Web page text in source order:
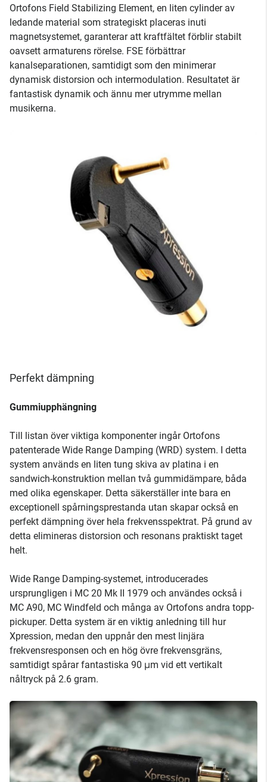
Ortofons Field Stabilizing Element, en liten cylinder av
ledande material som strategiskt placeras inuti
magnetsystemet, garanterar att kraftfältet förblir stabilt
oavsett armaturens rörelse. FSE förbättrar
kanalseparationen, samtidigt som den minimerar
dynamisk distorsion och intermodulation. Resultatet är
fantastisk dynamik och ännu mer utrymme mellan
musikerna.
Perfekt dämpning
Gummiupphängning
Till listan över viktiga komponenter ingår Ortofons
patenterade Wide Range Damping (WRD) system. I detta
system används en liten tung skiva av platina i en
sandwich-konstruktion mellan två gummidämpare, båda
med olika egenskaper. Detta säkerställer inte bara en
exceptionell spårningsprestanda utan skapar också en
perfekt dämpning över hela frekvensspektrat. På grund av
detta elimineras distorsion och resonans praktiskt taget
helt.
Wide Range Damping-systemet, introducerades
ursprungligen i MC 20 Mk II 1979 och användes också i
MC A90, MC Windfeld och många av Ortofons andra topp-
pickuper. Detta system är en viktig anledning till hur
Xpression, medan den uppnår den mest linjära
frekvensresponsen och en hög övre frekvensgräns,
samtidigt spårar fantastiska 90 μm vid ett vertikalt
nåltryck på 2.6 gram.